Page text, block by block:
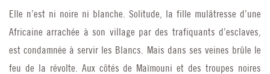
Elle n’est ni noire ni blanche. Solitude, la fille mulâtresse d’une
Africaine arrachée à son village par des trafiquants d’esclaves,
est condamnée à servir les Blancs. Mais dans ses veines brûle le
feu de la révolte. Aux côtés de Maïmouni et des troupes noires